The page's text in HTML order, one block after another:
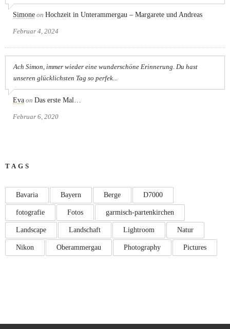
Simone on Hochzeit in Unterammergau – Margarete und Andreas
Februar 4, 2024
Ach Simon, immer wieder eine wunderschöne Erinnerung. Du hast
unseren glücklichsten Tag so perfek...
Eva on Das erste Mal…
Februar 6, 2020
TAGS
Bavaria Bayern Berge D7000
fotografie Fotos garmisch-partenkirchen
Landscape Landschaft Lightroom Natur
Nikon Oberammergau Photography Pictures